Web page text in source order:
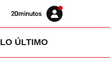
Volver
Iniciar
sesión
LO ÚLTIMO